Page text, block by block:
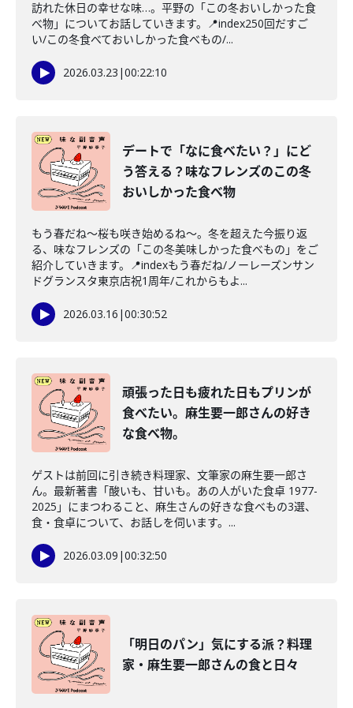
訪れた休日の幸せな味…。平野の「この冬おいしかった食
べ物」についてお話していきます。📍index250回だすご
い/この冬食べておいしかった食べもの/...
2026.03.23 |00:22:10
デートで「なに食べたい？」にど
う答える？味なフレンズのこの冬
おいしかった食べ物
もう春だね〜桜も咲き始めるね〜。冬を超えた今振り返
る、味なフレンズの「この冬美味しかった食べもの」をご
紹介していきます。📍indexもう春だね/ノーレーズンサン
ドグランスタ東京店祝1周年/これからもよ...
2026.03.16 |00:30:52
頑張った日も疲れた日もプリンが
食べたい。麻生要一郎さんの好き
な食べ物。
ゲストは前回に引き続き料理家、文筆家の麻生要一郎さ
ん。最新著書「酸いも、甘いも。あの人がいた食卓 1977-
2025」にまつわること、麻生さんの好きな食べもの3選、
食・食卓について、お話しを伺います。...
2026.03.09 |00:32:50
「明日のパン」気にする派？料理
家・麻生要一郎さんの食と日々